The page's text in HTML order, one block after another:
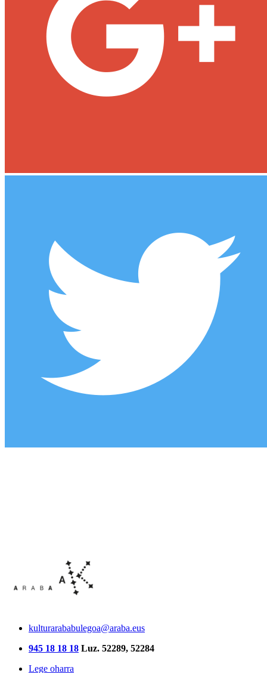
kulturarababulegoa@araba.eus
945 18 18 18 Luz. 52289, 52284
Lege oharra